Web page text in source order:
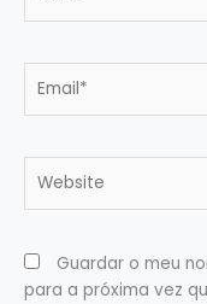
Guardar o meu
para a próxima vez